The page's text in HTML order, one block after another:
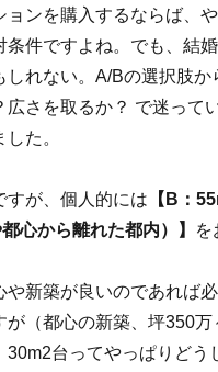
ョンを購入するならば、
条件ですよね。でも、結
しれない。A/Bの選択肢か
広さを取るか？ で迷って
た。
すが、個人的には 【B：
心から離れた都内）】 を
や新築が良いのであれば
が（都心の新築、坪350万
30m2台ってやっぱりどう